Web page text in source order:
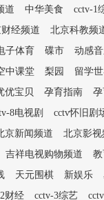
道 中华美食
cctv-1
经频道
北京科教频
子体育 碟市
动感
中课堂 梨园
留学
优宝贝 孕育指南
8电视剧
cctv怀旧剧
京新闻频道
北京影视
吉祥电视购物频道
天元围棋 新娱乐
财经 cctv-3综艺